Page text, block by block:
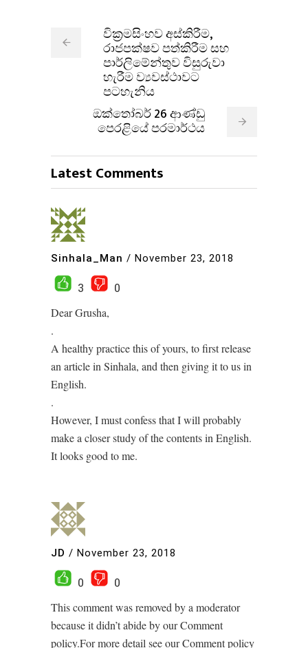
වික්‍ර​මසිංහව අස්කිරීම,
රාජපක්ෂව පත්කිරීම සහ
පාර්ලිමේන්තුව විසුරුවා
හැරීම ව්‍යවස්ථාවට
පටහැනිය
ඔක්තෝබර් 26 ආණ්ඩු
පෙරළියේ පරමාර්ථය
Latest Comments
Sinhala_Man / November 23, 2018
3
0
Dear Grusha,
.
A healthy practice this of yours, to first release
an article in Sinhala, and then giving it to us in
English.
.
However, I must confess that I will probably
make a closer study of the contents in English.
It looks good to me.
JD / November 23, 2018
0
0
This comment was removed by a moderator
because it didn’t abide by our Comment
policy.For more detail see our Comment policy